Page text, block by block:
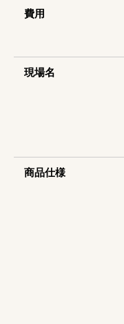
費用
現場名
商品仕様